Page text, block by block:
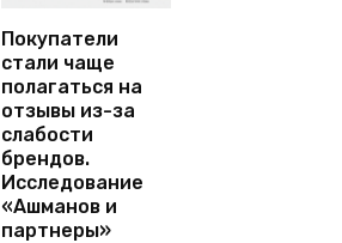
Покупатели
стали чаще
полагаться на
отзывы из-за
слабости
брендов.
Исследование
«Ашманов и
партнеры»